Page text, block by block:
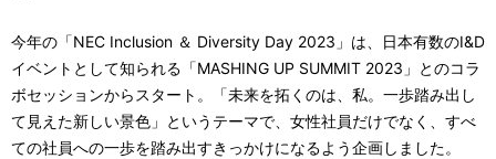
今年の「NEC Inclusion ＆ Diversity Day 2023」は、日本有数のI&D
イベントとして知られる「MASHING UP SUMMIT 2023」とのコラ
ボセッションからスタート。「未来を拓くのは、私。一歩踏み出し
て見えた新しい景色」というテーマで、女性社員だけでなく、すべ
ての社員への一歩を踏み出すきっかけになるよう企画しました。